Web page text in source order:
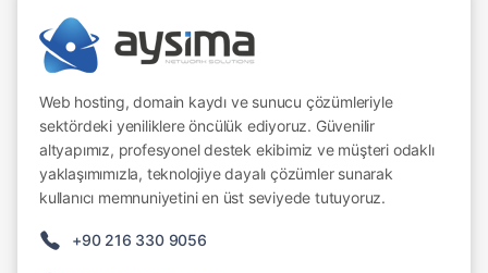
Web hosting, domain kaydı ve sunucu çözümleriyle
sektördeki yeniliklere öncülük ediyoruz. Güvenilir
altyapımız, profesyonel destek ekibimiz ve müşteri odaklı
yaklaşımımızla, teknolojiye dayalı çözümler sunarak
kullanıcı memnuniyetini en üst seviyede tutuyoruz.
+90 216 330 9056